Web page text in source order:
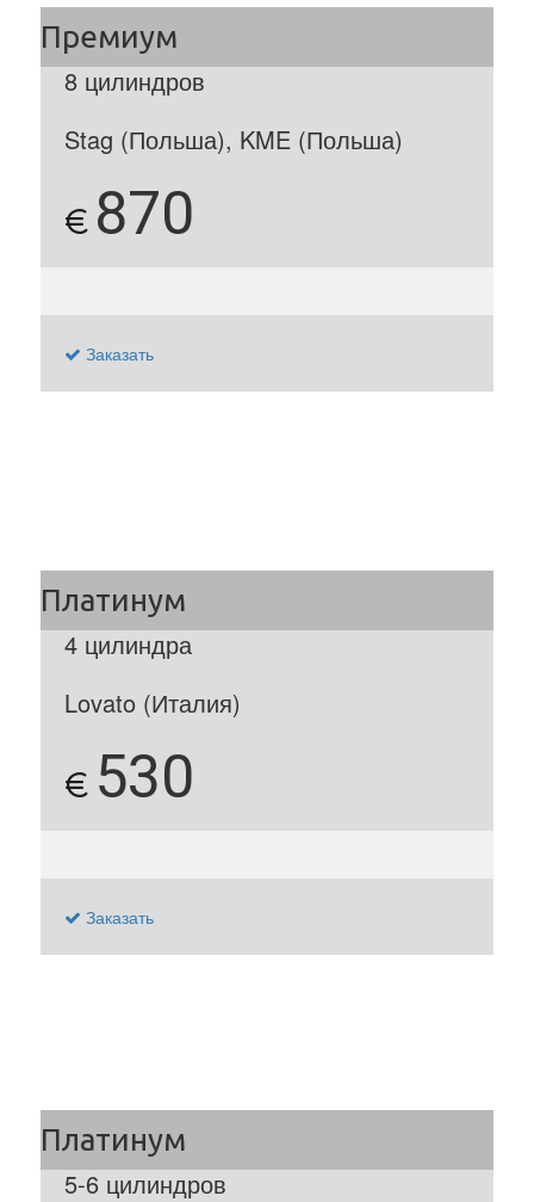
8 цилиндров
Stag (Польша), KME (Польша)
€ 870
Заказать
4 цилиндра
Lovato (Италия)
€ 530
Заказать
5-6 цилиндров